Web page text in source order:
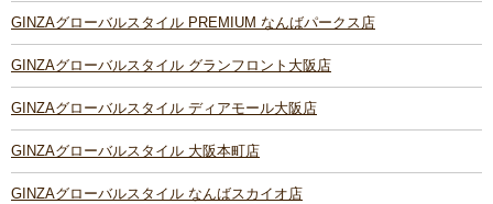
GINZAグローバルスタイル PREMIUM なんばパークス店
GINZAグローバルスタイル グランフロント大阪店
GINZAグローバルスタイル ディアモール大阪店
GINZAグローバルスタイル 大阪本町店
GINZAグローバルスタイル なんばスカイオ店